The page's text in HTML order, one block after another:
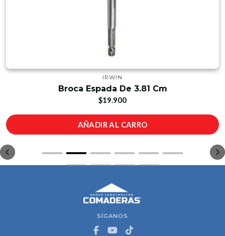
IRWIN
Broca Espada De 3.81 Cm
$19.900
AÑADIR AL CARRO
SÍGANOS